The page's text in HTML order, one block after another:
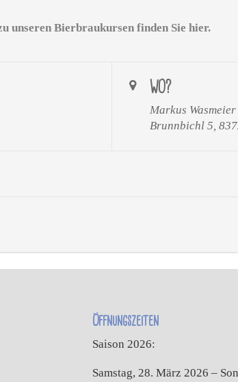
unseren Bierbraukursen finden Sie hier.
WO?
Markus
Brunnbichl 5,
Öffnungszeiten
Saison 2026:
Samstag, 28. März 2026 –